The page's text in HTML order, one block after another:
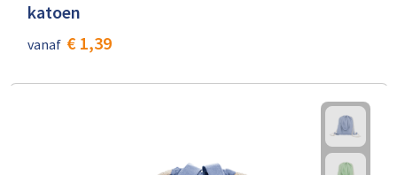
katoen
vanaf € 1,39